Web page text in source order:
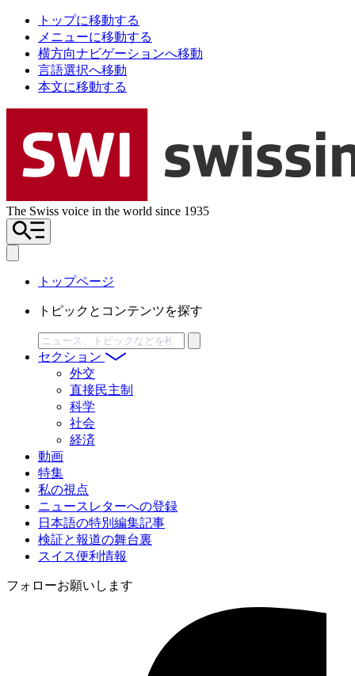
トップに移動する
メニューに移動する
横方向ナビゲーションへ移動
言語選択へ移動
本文に移動する
The Swiss voice in the world since 1935
トップページ
トピックとコンテンツを探す
検
索
セクション
外交
直接民主制
科学
社会
経済
動画
特集
私の視点
ニュースレターへの登録
日本語の特別編集記事
検証と報道の舞台裏
スイス便利情報
フォローお願いします